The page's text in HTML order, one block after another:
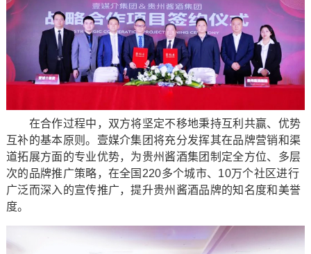
在合作过程中，双方将坚定不移地秉持互利共赢、优势
互补的基本原则。壹媒介集团将充分发挥其在品牌营销和渠
道拓展方面的专业优势，为贵州酱酒集团制定全方位、多层
次的品牌推广策略，在全国220多个城市、10万个社区进行
广泛而深入的宣传推广，提升贵州酱酒品牌的知名度和美誉
度。